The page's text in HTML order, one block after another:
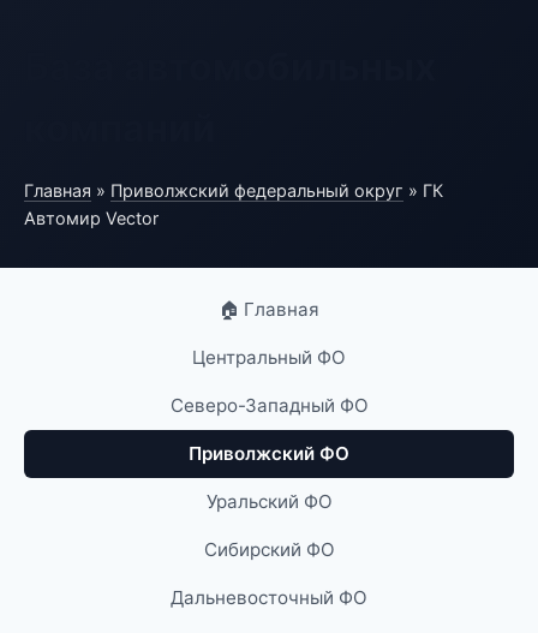
Главная » Приволжский федеральный округ » ГК
Автомир Vector
🏠 Главная
Центральный ФО
Северо-Западный ФО
Приволжский ФО
Уральский ФО
Сибирский ФО
Дальневосточный ФО